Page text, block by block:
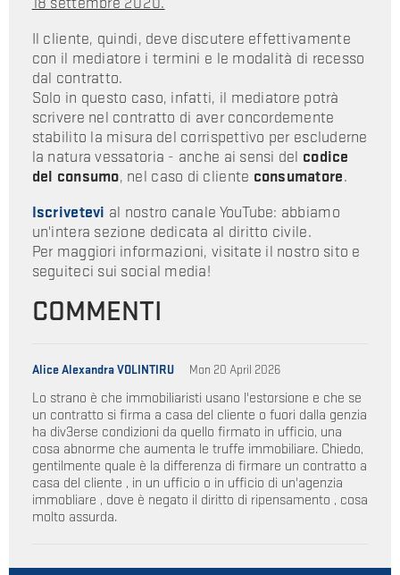
Il cliente, quindi, deve discutere effettivamente
con il mediatore i termini e le modalità di recesso
dal contratto.
Solo in questo caso, infatti, il mediatore potrà
scrivere nel contratto di aver concordemente
stabilito la misura del corrispettivo per escluderne
la natura vessatoria - anche ai sensi del codice
del consumo, nel caso di cliente consumatore.
Iscrivetevi al nostro canale YouTube: abbiamo
un'intera sezione dedicata al diritto civile.
Per maggiori informazioni, visitate il nostro sito e
seguiteci sui social media!
COMMENTI
Alice Alexandra VOLINTIRU Mon 20 April 2026
Lo strano è che immobiliaristi usano l'estorsione e che se
un contratto si firma a casa del cliente o fuori dalla genzia
ha div3erse condizioni da quello firmato in ufficio, una
cosa abnorme che aumenta le truffe immobiliare. Chiedo,
gentilmente quale è la differenza di firmare un contratto a
casa del cliente , in un ufficio o in ufficio di un'agenzia
immobliare , dove è negato il diritto di ripensamento , cosa
molto assurda.